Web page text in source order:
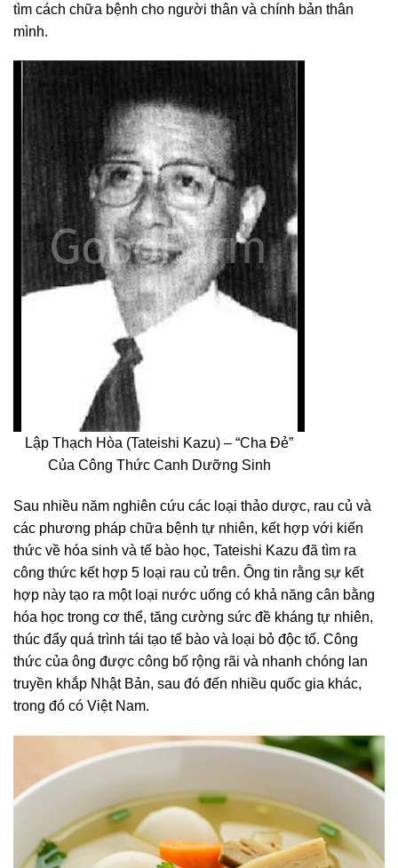
tìm cách chữa bệnh cho người thân và chính bản thân
mình.
Lập Thạch Hòa (Tateishi Kazu) – “Cha Đẻ”
Của Công Thức Canh Dưỡng Sinh
Sau nhiều năm nghiên cứu các loại thảo dược, rau củ và
các phương pháp chữa bệnh tự nhiên, kết hợp với kiến
thức về hóa sinh và tế bào học, Tateishi Kazu đã tìm ra
công thức kết hợp 5 loại rau củ trên. Ông tin rằng sự kết
hợp này tạo ra một loại nước uống có khả năng cân bằng
hóa học trong cơ thể, tăng cường sức đề kháng tự nhiên,
thúc đẩy quá trình tái tạo tế bào và loại bỏ độc tố. Công
thức của ông được công bố rộng rãi và nhanh chóng lan
truyền khắp Nhật Bản, sau đó đến nhiều quốc gia khác,
trong đó có Việt Nam.